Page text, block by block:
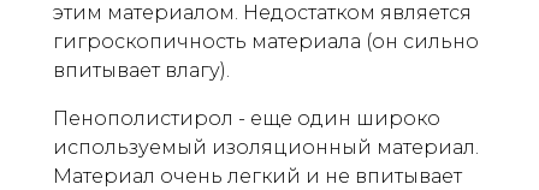
этим материалом. Недостатком является
гигроскопичность материала (он сильно
впитывает влагу).
Пенополистирол - еще один широко
используемый изоляционный материал.
Материал очень легкий и не впитывает